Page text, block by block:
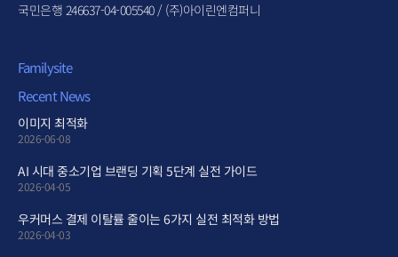
국민은행 246637-04-005540 / (주)아이린엔컴퍼니
Familysite
Recent News
이미지 최적화
2026-06-08
AI 시대 중소기업 브랜딩 기획 5단계 실전 가이드
2026-04-05
우커머스 결제 이탈률 줄이는 6가지 실전 최적화 방법
2026-04-03